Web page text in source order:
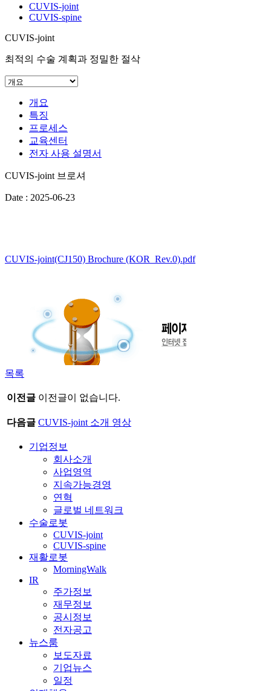
CUVIS-joint
CUVIS-spine
CUVIS-joint
최적의 수술 계획과 정밀한 절삭
개요
특징
프로세스
교육센터
전자 사용 설명서
CUVIS-joint 브로셔
Date : 2025-06-23
CUVIS-joint(CJ150) Brochure (KOR_Rev.0).pdf
목록
이전글 이전글이 없습니다.
다음글 CUVIS-joint 소개 영상
기업정보
회사소개
사업영역
지속가능경영
연혁
글로벌 네트워크
수술로봇
CUVIS-joint
CUVIS-spine
재활로봇
MorningWalk
IR
주가정보
재무정보
공시정보
전자공고
뉴스룸
보도자료
기업뉴스
일정